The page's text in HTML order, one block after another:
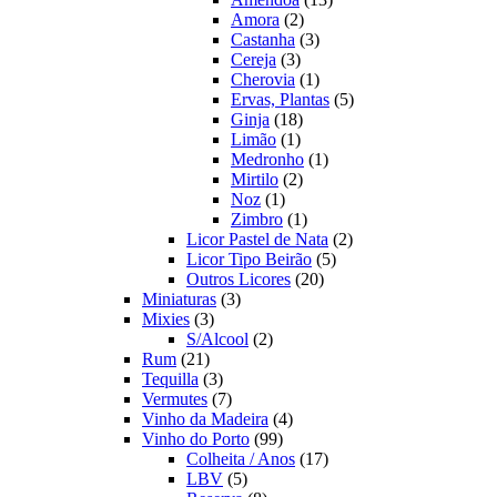
Amora 22
produtos
Castanha 33
Cereja 33
produtos
Cherovia 11
produto
Ervas, Plantas 55
Ginja 1818
produtos
Limão 11
produto
Medronho 11
Mirtilo 22
Noz 11
produto
Zimbro 11
produto
Licor Pastel de Nata 22
Licor Tipo Beirão 55
Outros Licores 2020
Miniaturas 33
Mixies 33
produtos
S/Alcool 22
Rum 2121
produtos
Tequilla 33
produtos
Vermutes 77
produtos
Vinho da Madeira 44
Vinho do Porto 9999
produtos
Colheita / Anos 1717
LBV 55